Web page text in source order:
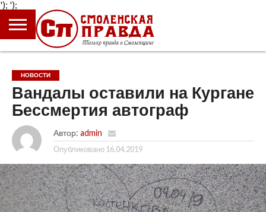
');
ГЛАВНАЯ
НОВОСТИ
ПРОИСШЕСТВИЯ
ПОЛИТИКА
КУЛЬТУРА
ЭКОНОМИКА
ОБЩЕСТВО
БЛОГИ
НОВОСТИ
Вандалы оставили на Кургане
Бессмертия автограф
Автор: admin
Опубликовано 16.04.2019
');